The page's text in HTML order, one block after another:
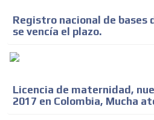
Registro nacional de bases
se vencía el plazo.
Licencia de maternidad,
2017 en Colombia, Mucha